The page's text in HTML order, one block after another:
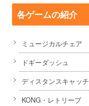
各ゲームの紹介
ミュージカルチェア
ドギーダッシュ
ディスタンスキャッチ
KONG・レトリーブ